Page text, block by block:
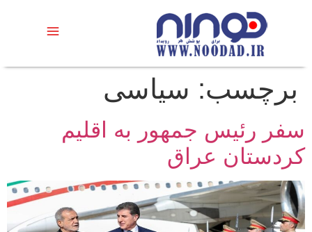
برچسب: سیاسی
سفر رئیس جمهور به اقلیم
کردستان عراق